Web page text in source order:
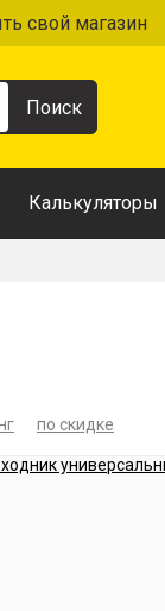
свой магазин
Калькуляторы
по скидке